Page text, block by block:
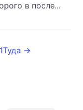
в после...
Туда →